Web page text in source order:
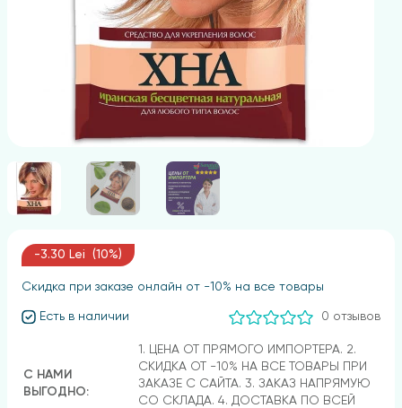
-3.30 Lei (10%)
Скидка при заказе онлайн от -10% на все товары
Есть в наличии 0 отзывов
С НАМИ
ВЫГОДНО:
1. ЦЕНА ОТ ПРЯМОГО ИМПОРТЕРА. 2.
СКИДКА ОТ -10% НА ВСЕ ТОВАРЫ ПРИ
ЗАКАЗЕ С САЙТА. 3. ЗАКАЗ НАПРЯМУЮ
СО СКЛАДА. 4. ДОСТАВКА ПО ВСЕЙ